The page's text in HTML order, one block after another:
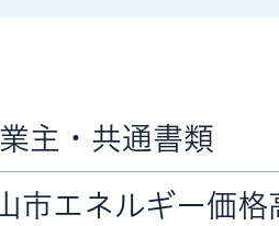
主・共通書類
市エネルギー価